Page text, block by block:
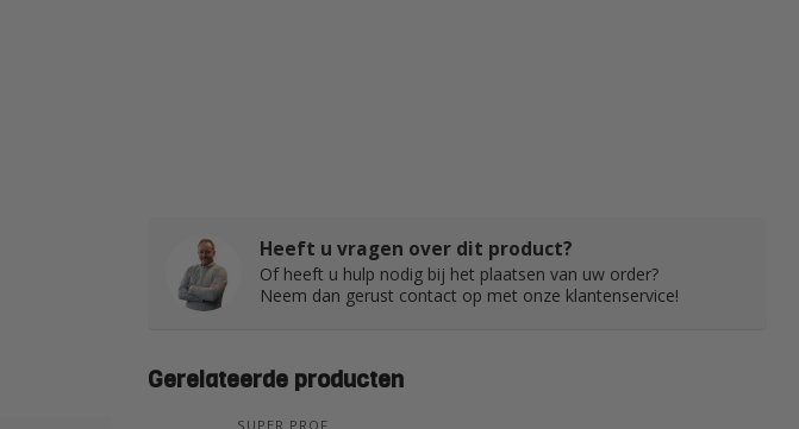
Heeft u vragen over dit product?
Of heeft u hulp nodig bij het plaatsen van uw order?
Neem dan gerust contact op met onze klantenservice!
Gerelateerde producten
SUPER PROF